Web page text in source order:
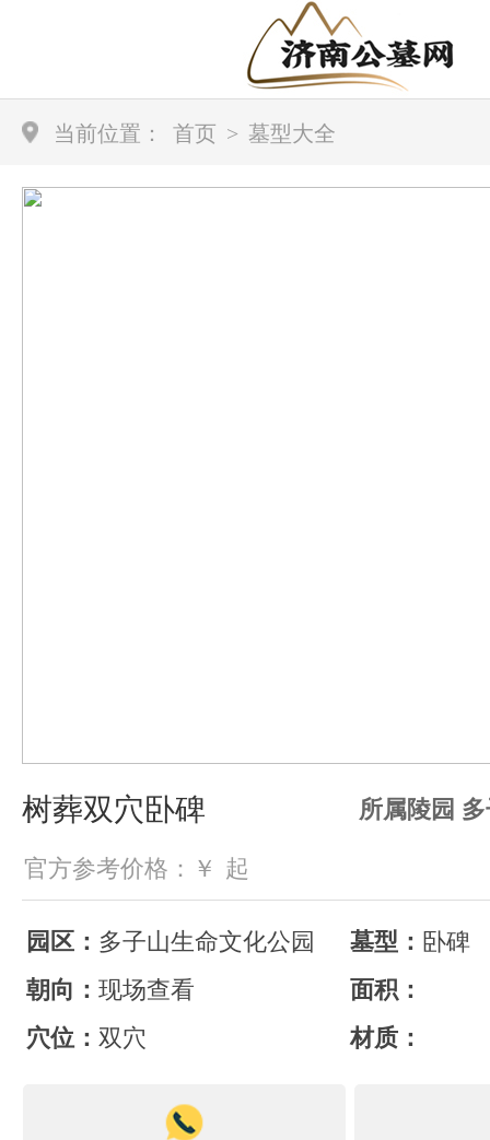
当前位置： 首页 > 墓型大全
所属陵园
树葬双穴卧碑
官方参考价格：￥ 起
园区： 多子山生命文化公园 墓型： 卧碑
朝向： 现场查看
面积：
穴位： 双穴 材质：